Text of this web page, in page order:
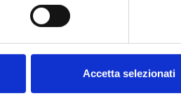
Accetta selezionati